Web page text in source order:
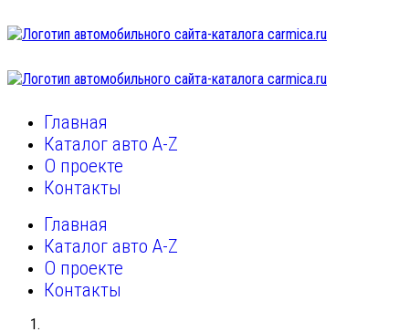
Главная
Каталог авто A-Z
О проекте
Контакты
Главная
Каталог авто A-Z
О проекте
Контакты